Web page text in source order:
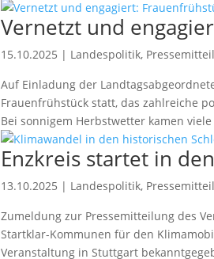
Vernetzt und
15.10.2025 | Landespolitik,
Auf Einladung der
Frauenfrühstück statt, das zahlreiche
Bei sonnigem Herbstwetter kamen
Enzkreis startet in
13.10.2025 | Landespolitik,
Zumeldung zur Pressemitteilung des
Startklar-Kommunen für den
Veranstaltung in Stuttgart